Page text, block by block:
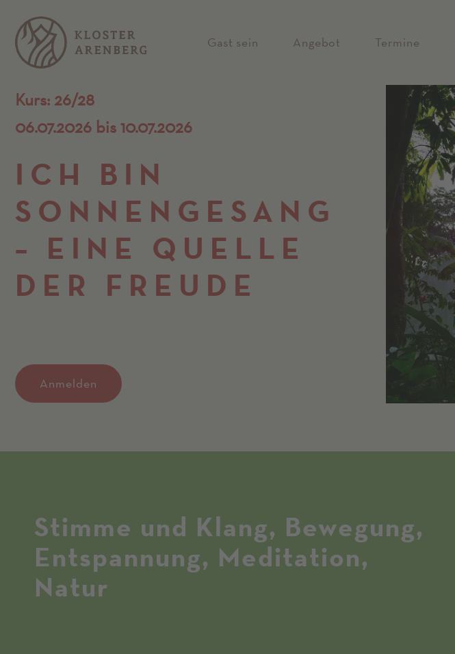
Gast sein Angebot Termine
Kurs: 26/28
06.07.2026 bis 10.07.2026
ICH BIN
SONNENGESANG
– EINE QUELLE
DER FREUDE
Anmelden
Stimme und Klang, Bewegung,
Entspannung, Meditation,
Natur